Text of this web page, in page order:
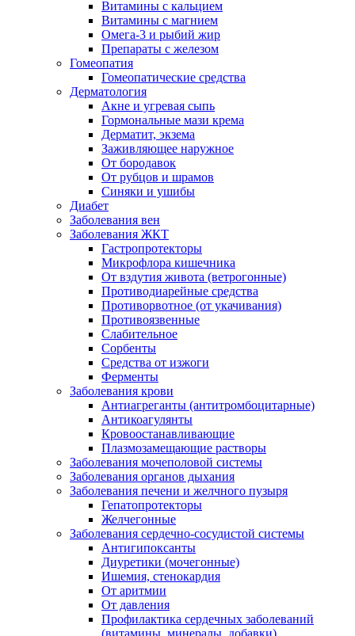
Витамины с кальцием
Витамины с магнием
Омега-3 и рыбий жир
Препараты с железом
Гомеопатия
Гомеопатические средства
Дерматология
Акне и угревая сыпь
Гормональные мази крема
Дерматит, экзема
Заживляющее наружное
От бородавок
От рубцов и шрамов
Синяки и ушибы
Диабет
Заболевания вен
Заболевания ЖКТ
Гастропротекторы
Микрофлора кишечника
От вздутия живота (ветрогонные)
Противодиарейные средства
Противорвотное (от укачивания)
Противоязвенные
Слабительное
Сорбенты
Средства от изжоги
Ферменты
Заболевания крови
Антиагреганты (антитромбоцитарные)
Антикоагулянты
Кровоостанавливающие
Плазмозамещающие растворы
Заболевания мочеполовой системы
Заболевания органов дыхания
Заболевания печени и желчного пузыря
Гепатопротекторы
Желчегонные
Заболевания сердечно-сосудистой системы
Антигипоксанты
Диуретики (мочегонные)
Ишемия, стенокардия
От аритмии
От давления
Профилактика сердечных заболеваний
(витамины, минералы, добавки)